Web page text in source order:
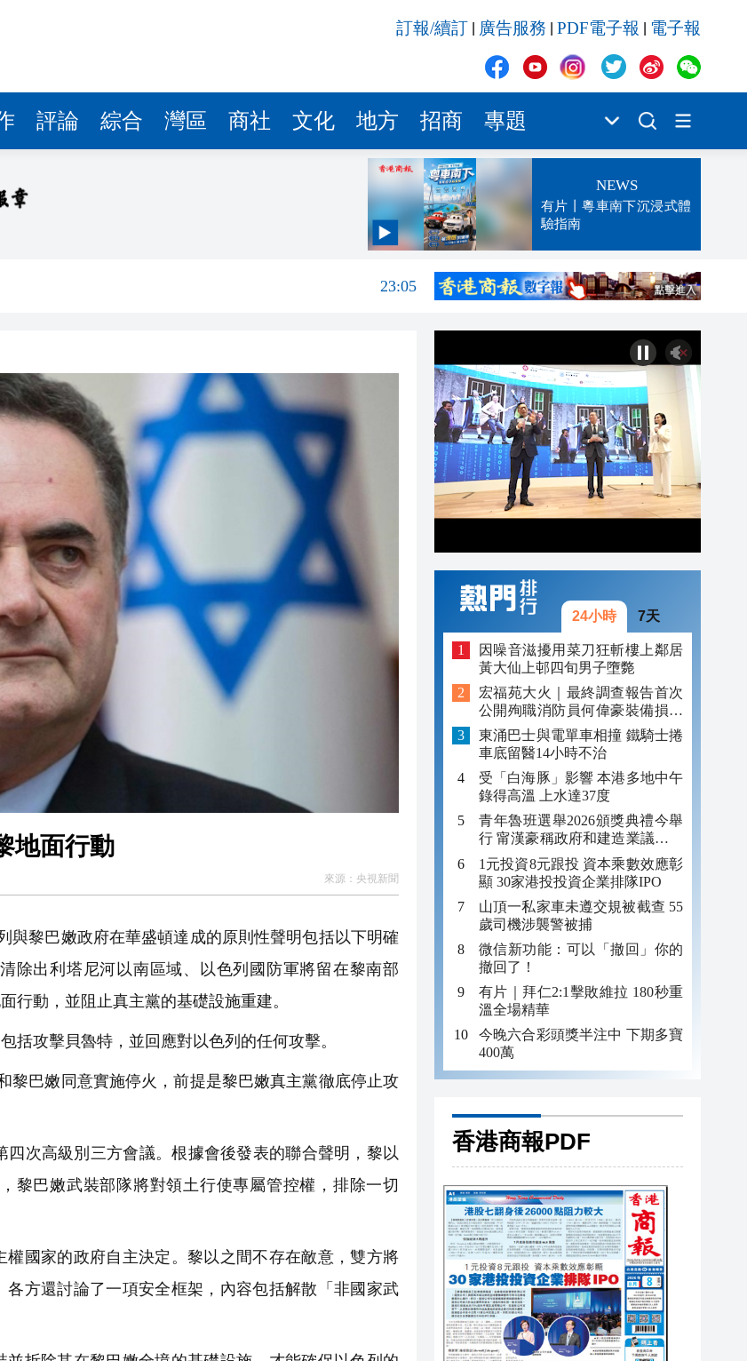
訂報/續訂 廣告服務 PDF電子報 電子報
評論 綜合 灣區 商社 文化 地方 招商 專題
NEWS
有片丨粵車南下沉浸式體
驗指南
23:06
23:05
女足》觀眾看得開心
協議
地面行動
來源： 央視新聞
黎巴嫩政府在華盛頓達成的原則性聲明包括以下明確
除出利塔尼河以南區域、以色列國防軍將留在黎南部
行動，並阻止真主黨的基礎設施重建。
攻擊貝魯特，並回應對以色列的任何攻擊。
巴嫩同意實施停火，前提是黎巴嫩真主黨徹底停止攻
次高級別三方會議。根據會後發表的聯合聲明，黎以
黎巴嫩武裝部隊將對領土行使專屬管控權，排除一切
國家的政府自主決定。黎以之間不存在敵意，雙方將
方還討論了一項安全框架，內容包括解散「非國家武
24小時 7天
因噪音滋擾用菜刀狂斬樓上鄰居
黃大仙上邨四旬男子墮斃
宏福苑大火｜最終調查報告首次
公開殉職消防員何偉豪裝備損毀
照片
東涌巴士與電單車相撞 鐵騎士捲
車底留醫14小時不治
受「白海豚」影響 本港多地中午
錄得高溫 上水達37度
青年魯班選舉2026頒獎典禮今舉
行 甯漢豪稱政府和建造業議會做
好培訓工作
1元投資8元跟投 資本乘數效應彰
顯 30家港投投資企業排隊IPO
山頂一私家車未遵交規被截查 55
歲司機涉襲警被捕
微信新功能：可以「撤回」你的
撤回了！
有片｜拜仁2:1擊敗維拉 180秒重
溫全場精華
今晚六合彩頭獎半注中 下期多寶
400萬
香港商報PDF